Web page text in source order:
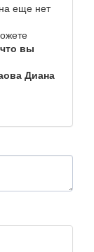
еще нет
что вы
Диана